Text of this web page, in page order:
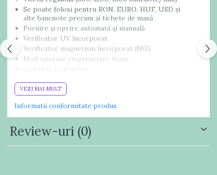
Se poate folosi pentru RON, EURO, HUF, USD şi
alte bancnote precum şi tichete de masă
Pornire şi oprire automată şi manuală
Verificator UV încorporat
Verificator magnetism încorporat (MG)
Mod operare cu presetare teanc
Dimensiuni: 270 x 248 x 245 mm
VEZI MAI MULT
Informatii conformitate produs
Review-uri (0)